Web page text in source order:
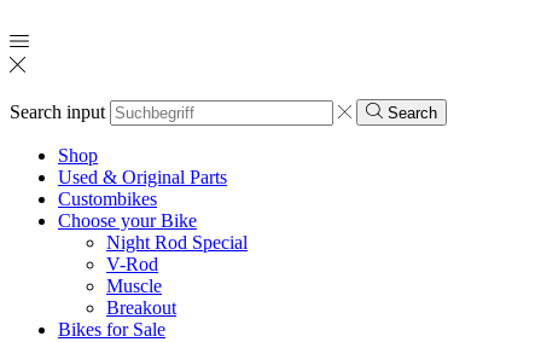
Search input Search
Shop
Used & Original Parts
Custombikes
Choose your Bike
Night Rod Special
V-Rod
Muscle
Breakout
Bikes for Sale